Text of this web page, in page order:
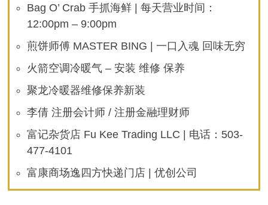
型
烧！
Bag O’ Crab 手抓海鲜 | 每天营业时间：
12:00pm – 9:00pm
煎饼师傅 MASTER BING | 一口入魂 回味无穷
火箭空调冷暖气 – 安装 维修 保养
聚龙冷暖器维修保养新装
李倩 注册会计师 / 注册金融理财师
富记杂货店 Fu Kee Trading LLC | 电话：503-
477-4101
富康商场逸四方快递门店 | 优创公司